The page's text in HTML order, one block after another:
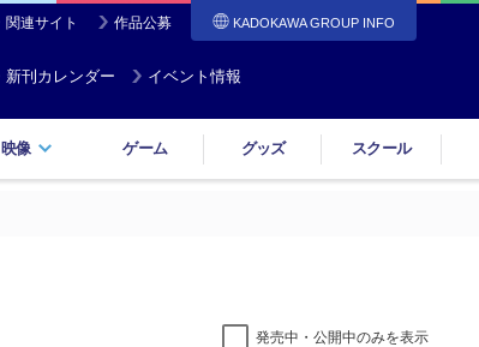
関連サイト 作品公募 KADOKAWA GROUP INFO
新刊カレンダー イベント情報
映像 ゲーム グッズ スクール
発売中・公開中のみを表示